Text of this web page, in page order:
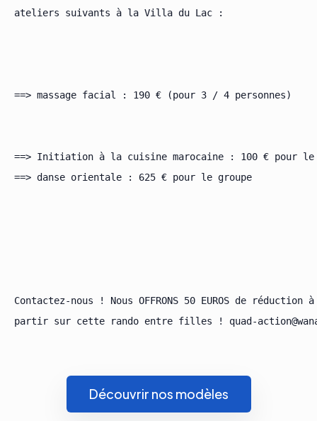
ateliers suivants à la Villa du Lac :
==> massage facial : 190 € (pour 3 / 4 personnes)
==> Initiation à la cuisine marocaine : 100 € pour le
==> danse orientale : 625 € pour le groupe
Contactez-nous ! Nous OFFRONS 50 EUROS de
Découvrir nos modèles